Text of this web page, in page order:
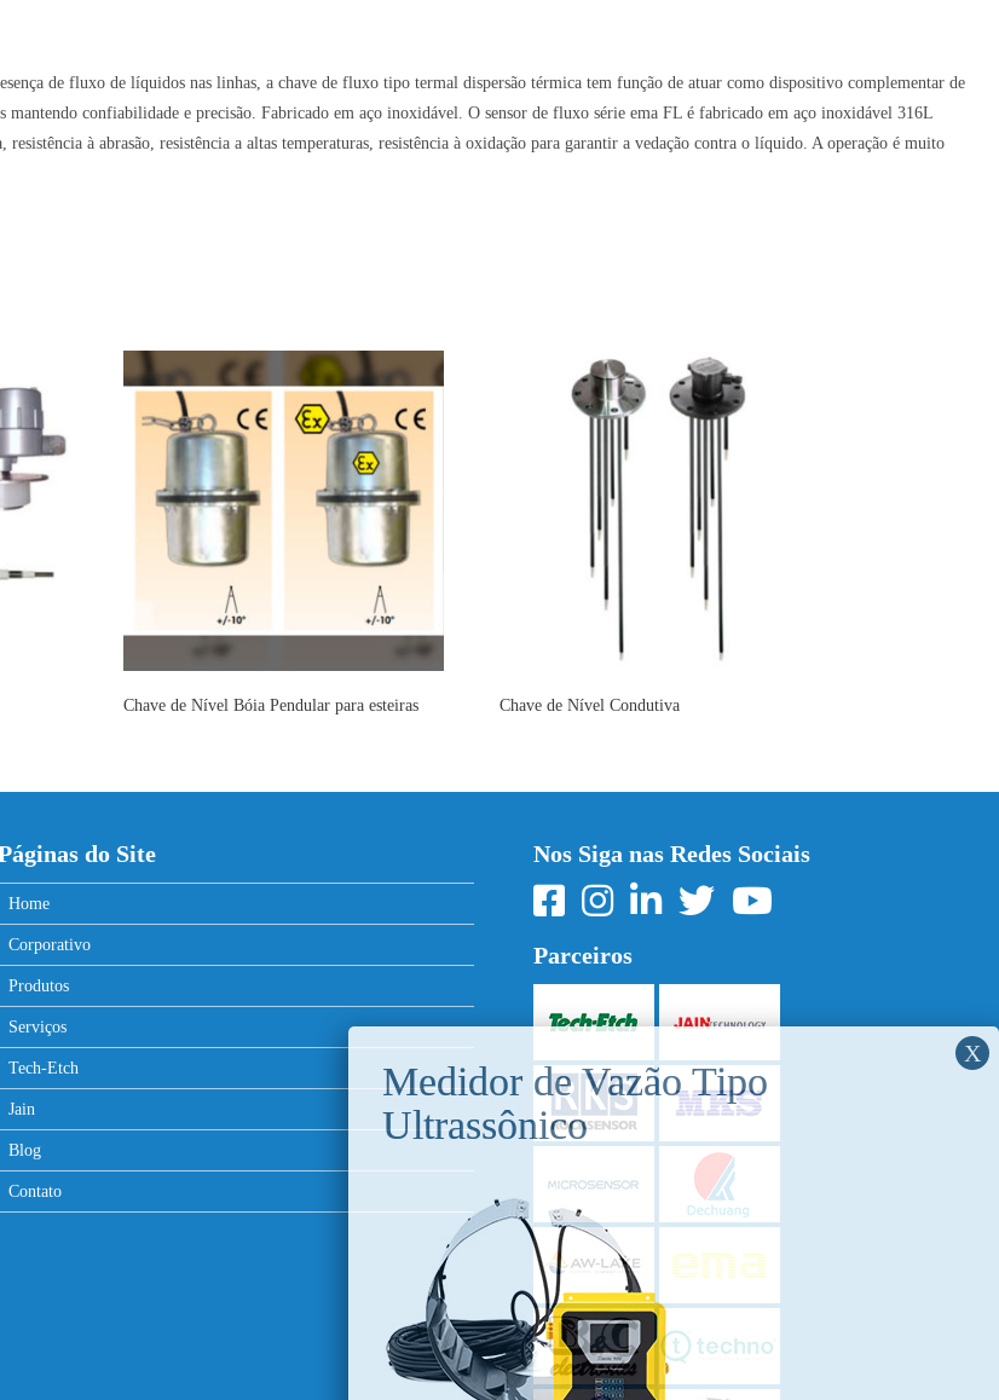
de fluxo de líquidos nas linhas, a chave de fluxo tipo termal dispersão térmica tem função de atuar como dispositivo complementar de
mantendo confiabilidade e precisão. Fabricado em aço inoxidável. O sensor de fluxo série ema FL é fabricado em aço inoxidável 316L
à abrasão, resistência a altas temperaturas, resistência à oxidação para garantir a vedação contra o líquido. A operação é muito
Chave de Nível Bóia Pendular para esteiras Chave de Nível Condutiva
do Site
Home
Corporativo
Produtos
Serviços
Tech-Etch
Jain
Blog
Contato
Nos Siga nas Redes Sociais
Parceiros